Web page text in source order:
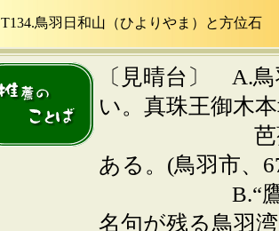
T134.鳥羽日和山（ひよりやま）と方位石
〔見晴台〕 A.
い。真珠王御木
芭蕉の句碑
ある。(鳥羽市、
B.“鷹ひとつ
名句が残る鳥羽